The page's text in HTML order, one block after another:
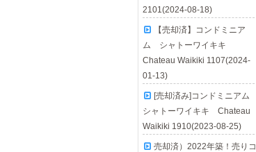
2101(2024-08-18)
【売却済】コンドミニア
ム シャトーワイキキ
Chateau Waikiki 1107(2024-
01-13)
[売却済み]コンドミニアム
シャトーワイキキ Chateau
Waikiki 1910(2023-08-25)
売却済）2022年築！売りコ